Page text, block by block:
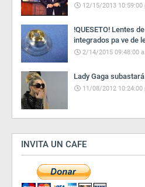
12/15/2013 10:59:00
!QUESETO! Lentes
integrados pa ve de
2/14/2015 09:48:00
Lady Gaga
11/08/2012 10:24:00
INVITA UN CAFE